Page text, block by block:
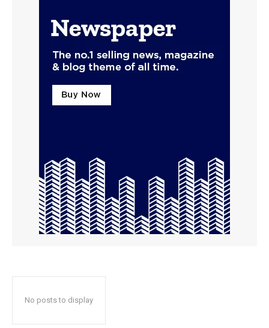
No posts to display